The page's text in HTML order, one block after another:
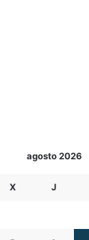
agosto 2026
X J